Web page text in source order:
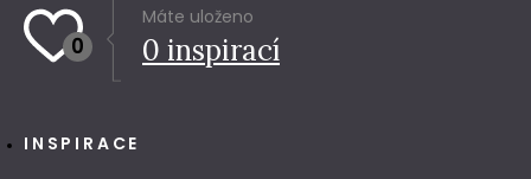
0
Máte uloženo
0 inspirací
INSPIRACE